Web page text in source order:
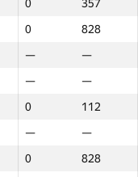
0
357
0
828
—
—
—
—
0
112
—
—
0
828
0
357
0
828
—
—
—
—
0
112
—
—
0
828